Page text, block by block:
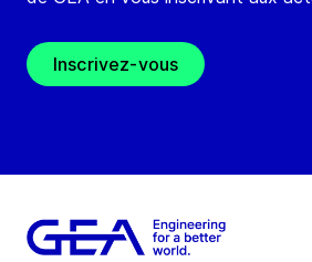
Inscrivez-vous